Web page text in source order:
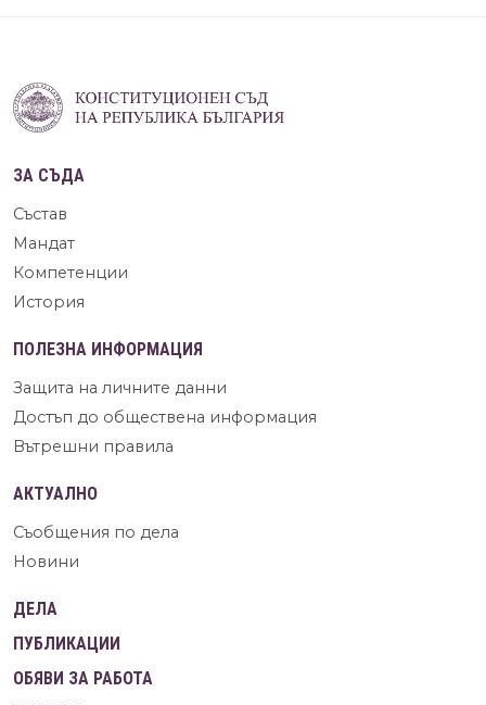
ЗА СЪДА
Състав
Мандат
Компетенции
История
ПОЛЕЗНА ИНФОРМАЦИЯ
Защита на личните данни
Достъп до обществена информация
Вътрешни правила
АКТУАЛНО
Съобщения по дела
Новини
ДЕЛА
ПУБЛИКАЦИИ
ОБЯВИ ЗА РАБОТА